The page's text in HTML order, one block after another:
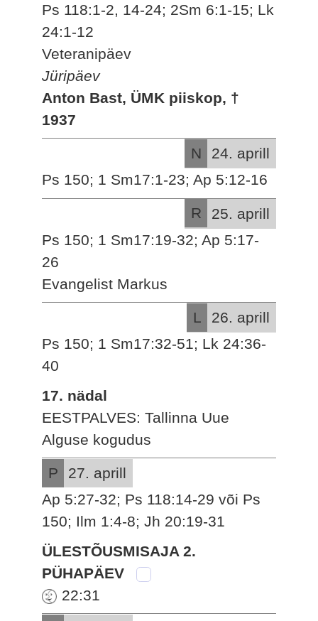
Ps 118:1-2, 14-24; 2Sm 6:1-15; Lk
24:1-12
Veteranipäev
Jüripäev
Anton Bast, ÜMK piiskop, †
1937
N
24. aprill
Ps 150; 1 Sm17:1-23; Ap 5:12-16
R
25. aprill
Ps 150; 1 Sm17:19-32; Ap 5:17-
26
Evangelist Markus
L
26. aprill
Ps 150; 1 Sm17:32-51; Lk 24:36-
40
17. nädal
EESTPALVES: Tallinna Uue
Alguse kogudus
P
27. aprill
Ap 5:27-32; Ps 118:14-29 või Ps
150; Ilm 1:4-8; Jh 20:19-31
ÜLESTÕUSMISAJA 2.
PÜHAPÄEV
22:31